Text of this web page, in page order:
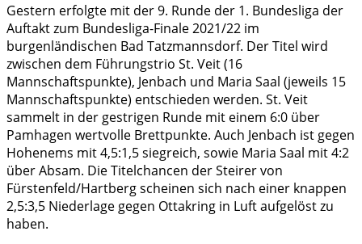
Gestern erfolgte mit der 9. Runde der 1. Bundesliga der
Auftakt zum Bundesliga-Finale 2021/22 im
burgenländischen Bad Tatzmannsdorf. Der Titel wird
zwischen dem Führungstrio St. Veit (16
Mannschaftspunkte), Jenbach und Maria Saal (jeweils 15
Mannschaftspunkte) entschieden werden. St. Veit
sammelt in der gestrigen Runde mit einem 6:0 über
Pamhagen wertvolle Brettpunkte. Auch Jenbach ist gegen
Hohenems mit 4,5:1,5 siegreich, sowie Maria Saal mit 4:2
über Absam. Die Titelchancen der Steirer von
Fürstenfeld/Hartberg scheinen sich nach einer knappen
2,5:3,5 Niederlage gegen Ottakring in Luft aufgelöst zu
haben.